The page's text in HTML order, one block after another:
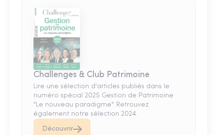
Challenges & Club Patrimoine
Lire une sélection d'articles publiés dans le
numéro spécial 2025 Gestion de Patrimoine
"Le nouveau paradigme". Retrouvez
également notre sélection 2024.
Découvrir